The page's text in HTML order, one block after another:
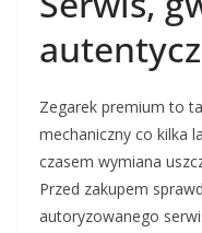
Zegarek premium to
mechaniczny co kilka
czasem wymiana
Przed zakupem
autoryzowanego